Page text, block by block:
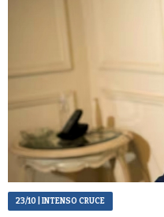
23/10 | INTENSO CRUCE